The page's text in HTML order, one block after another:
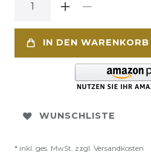
IN DEN WARENKORB
WUNSCHLISTE
* inkl. ges. MwSt. zzgl. Versandkosten